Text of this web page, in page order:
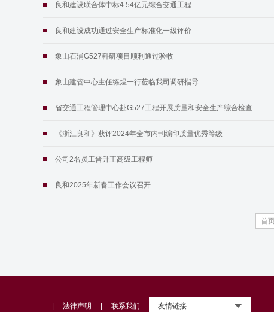
良和建设联合体中标4.54亿元综合交通工程
良和建设成功通过安全生产标准化一级评价
象山石浦G527科研项目顺利通过验收
象山建管中心主任练煜一行莅临我司调研指导
省交通工程管理中心赴G527工程开展质量和安全生产综合检查
《浙江良和》获评2024年全市内刊编印质量优秀等级
公司2名员工晋升正高级工程师
良和2025年新春工作会议召开
首
法律声明 联系我们 友情链接